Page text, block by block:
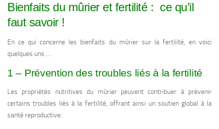
Bienfaits du mûrier et fertilité : ce qu’il
faut savoir !
En ce qui concerne les bienfaits du mûrier sur la fertilité, en voici
quelques uns …
1 – Prévention des troubles liés à la fertilité
Les propriétés nutritives du mûrier peuvent contribuer à prévenir
certains troubles liés à la fertilité, offrant ainsi un soutien global à la
santé reproductive.